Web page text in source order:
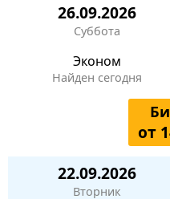
26.09.2026
Суббота
Эконом
Найден сегодня
от
22.09.2026
Вторник